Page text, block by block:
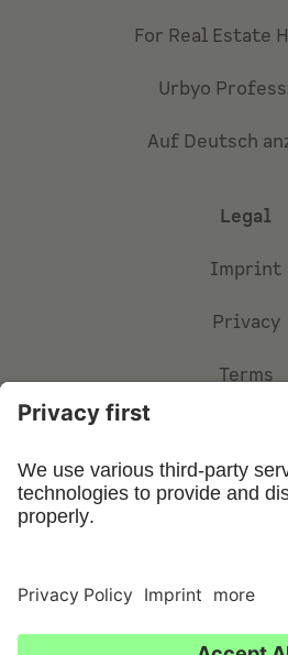
For Real Estate
Urbyo
Auf Deutsch
Legal
Imprint
Privacy
Terms
©2026UFIN